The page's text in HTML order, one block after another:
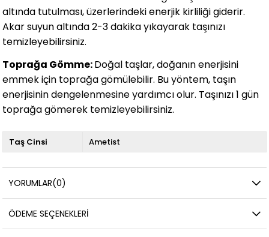
altında tutulması, üzerlerindeki enerjik kirliliği giderir.
Akar suyun altında 2-3 dakika yıkayarak taşınızı
temizleyebilirsiniz.
Toprağa Gömme:Doğal taşlar, doğanın enerjisini
emmek için toprağa gömülebilir. Bu yöntem, taşın
enerjisinin dengelenmesine yardımcı olur. Taşınızı 1 gün
toprağa gömerek temizleyebilirsiniz.
Taş Cinsi Ametist
YORUMLAR(0)
ÖDEME SEÇENEKLERI